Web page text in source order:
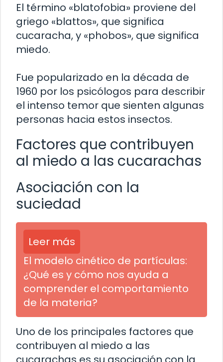
El término «blatofobia» proviene del
griego «blattos», que significa
cucaracha, y «phobos», que significa
miedo.
Fue popularizado en la década de
1960 por los psicólogos para describir
el intenso temor que sienten algunas
personas hacia estos insectos.
Factores que contribuyen
al miedo a las cucarachas
Asociación con la
suciedad
Leer más
El modelo cinético de partículas:
¿Qué es y cómo nos ayuda a
comprender el comportamiento
de la materia?
Uno de los principales factores que
contribuyen al miedo a las